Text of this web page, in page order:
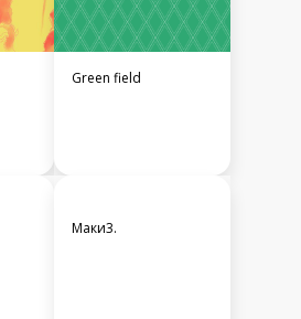
Green field
Маки3.